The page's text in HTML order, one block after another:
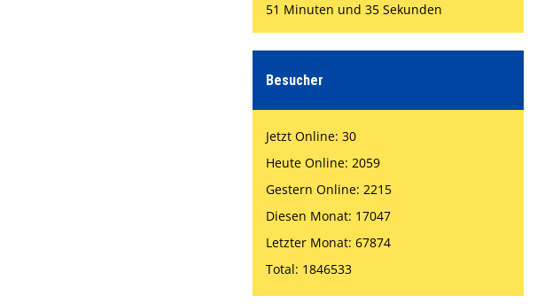
51 Minuten und 34 Sekunden
Besucher
Jetzt Online: 30
Heute Online: 2059
Gestern Online: 2215
Diesen Monat: 17047
Letzter Monat: 67874
Total: 1846533